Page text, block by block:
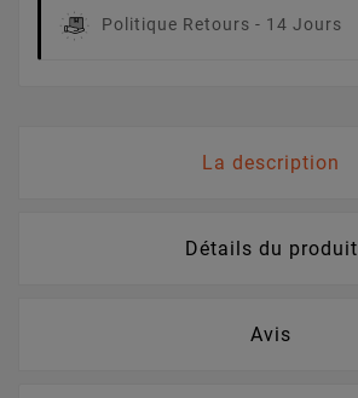
Politique Retours - 14 Jours
La description
Détails du produit
Avis